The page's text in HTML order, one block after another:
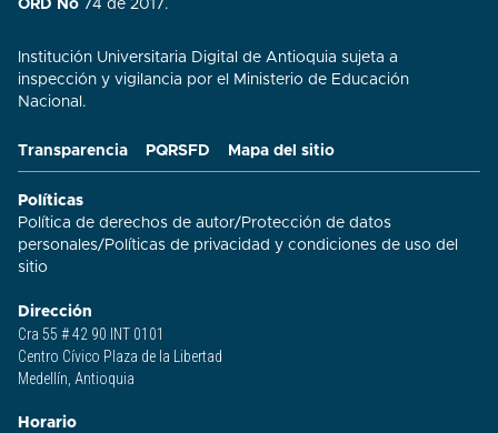
Transparencia PQRSFD Mapa del sitio
Políticas
Política de derechos de autor/ Protección de datos
personales/ Políticas de privacidad y condiciones de uso del
sitio​
Dirección
Cra 55 # 42 90 INT 0101
Centro Cívico Plaza de la Libertad
Medellín, Antioquia
Horario
ORD No 74 de 2017.
Institución Universitaria Digital de Antioquia sujeta a
inspección y vigilancia por el Ministerio de Educación
Nacional.